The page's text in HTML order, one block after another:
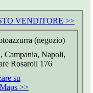
VENDITORE >>
(negozio)
Napoli,
Rosaroll 176
su
>>